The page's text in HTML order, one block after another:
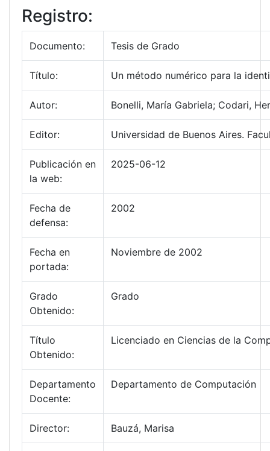
Registro:
Documento: Tesis de Grado
Título: Un método numérico para la
Autor: Bonelli, María Gabriela; Codari,
Editor: Universidad de Buenos Aires.
Publicación en
la web:
2025-06-12
Fecha de
defensa:
2002
Fecha en
portada:
Noviembre de 2002
Grado
Obtenido:
Grado
Título
Obtenido:
Licenciado en Ciencias de la
Departamento
Docente:
Departamento de Computación
Director: Bauzá, Marisa